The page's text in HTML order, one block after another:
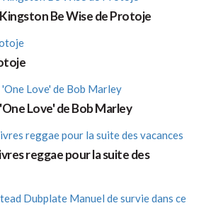
Be Wise de Protoje
Love' de Bob Marley
reggae pour la suite des